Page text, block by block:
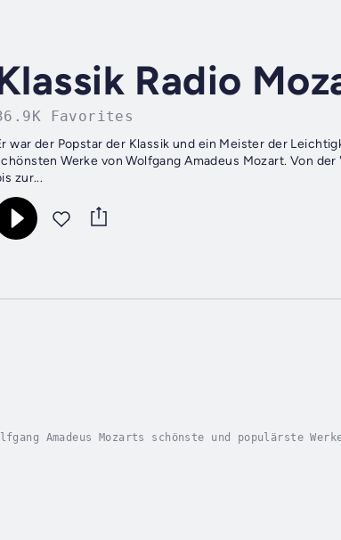
Radio
Favorites
war der Popstar der Klassik und ein Meister der
Werke von Wolfgang Amadeus Mozart. Von
zur...
Amadeus Mozarts schönste und populärste